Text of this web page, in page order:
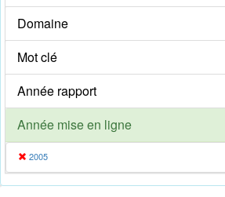
Domaine
Mot clé
Année rapport
Année mise en ligne
2005